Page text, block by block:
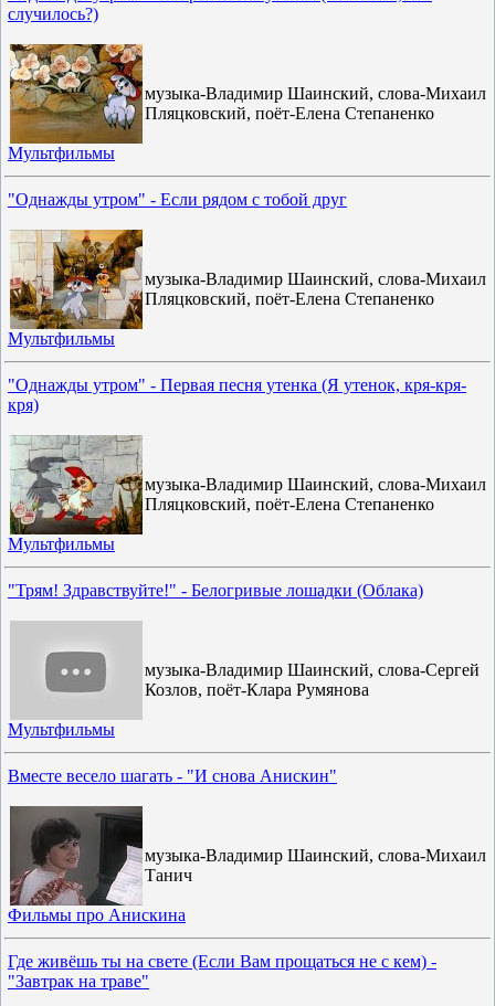
случилось?)
музыка-Владимир Шаинский, слова-Михаил
Пляцковский, поёт-Елена Степаненко
Мультфильмы
"Однажды утром" - Если рядом с тобой друг
музыка-Владимир Шаинский, слова-Михаил
Пляцковский, поёт-Елена Степаненко
Мультфильмы
"Однажды утром" - Первая песня утенка (Я утенок, кря-кря-
кря)
музыка-Владимир Шаинский, слова-Михаил
Пляцковский, поёт-Елена Степаненко
Мультфильмы
"Трям! Здравствуйте!" - Белогривые лошадки (Облака)
музыка-Владимир Шаинский, слова-Сергей
Козлов, поёт-Клара Румянова
Мультфильмы
Вместе весело шагать - "И снова Анискин"
музыка-Владимир Шаинский, слова-Михаил
Танич
Фильмы про Анискина
Где живёшь ты на свете (Если Вам прощаться не с кем) -
"Завтрак на траве"